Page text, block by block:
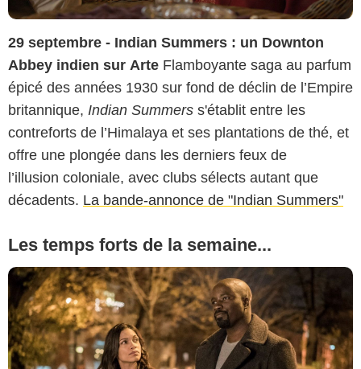
29 septembre - Indian Summers : un Downton
Abbey indien sur Arte Flamboyante saga au parfum
épicé des années 1930 sur fond de déclin de l’Empire
britannique, Indian Summers s'établit entre les
contreforts de l’Himalaya et ses plantations de thé, et
offre une plongée dans les derniers feux de
l’illusion coloniale, avec clubs sélects autant que
décadents. La bande-annonce de "Indian Summers"
Les temps forts de la semaine...